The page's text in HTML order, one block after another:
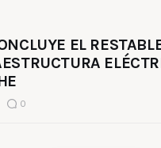
EL
0